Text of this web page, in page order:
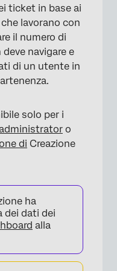
ticket in base ai
lavorano con
il numero di
navigare e
di un utente in
solo per i
o
di Creazione
ha
dei dati dei
alla